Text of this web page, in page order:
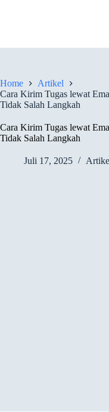
Home
Artikel
Cara Kirim Tugas lewat
Tidak Salah Langkah
Cara Kirim Tugas lewat
Tidak Salah Langkah
Juli 17, 2025